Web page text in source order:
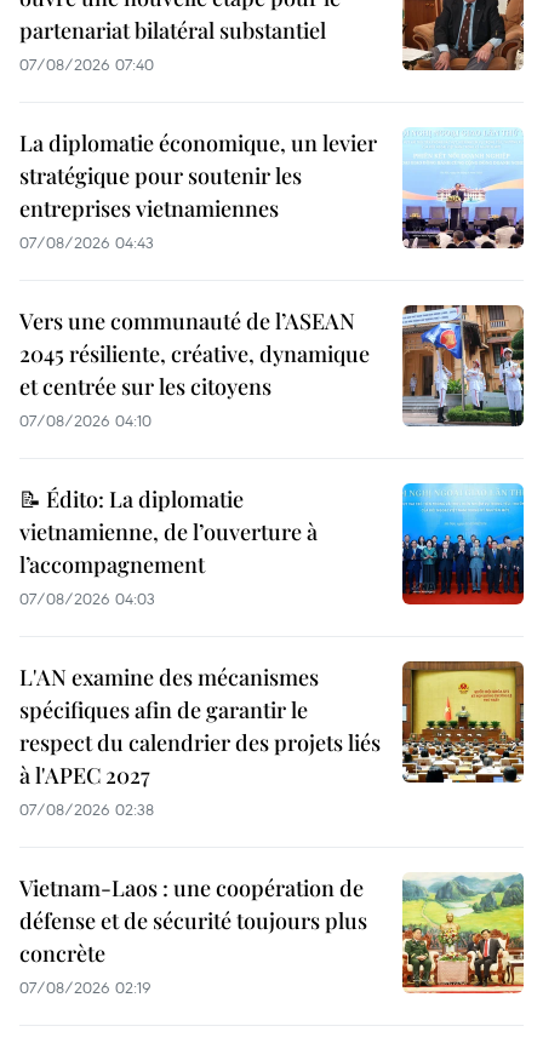
partenariat bilatéral substantiel
07/08/2026 07:40
La diplomatie économique, un levier
stratégique pour soutenir les
entreprises vietnamiennes
07/08/2026 04:43
Vers une communauté de l’ASEAN
2045 résiliente, créative, dynamique
et centrée sur les citoyens
07/08/2026 04:10
📝 Édito: La diplomatie
vietnamienne, de l’ouverture à
l’accompagnement
07/08/2026 04:03
L'AN examine des mécanismes
spécifiques afin de garantir le
respect du calendrier des projets liés
à l'APEC 2027
07/08/2026 02:38
Vietnam-Laos : une coopération de
défense et de sécurité toujours plus
concrète
07/08/2026 02:19